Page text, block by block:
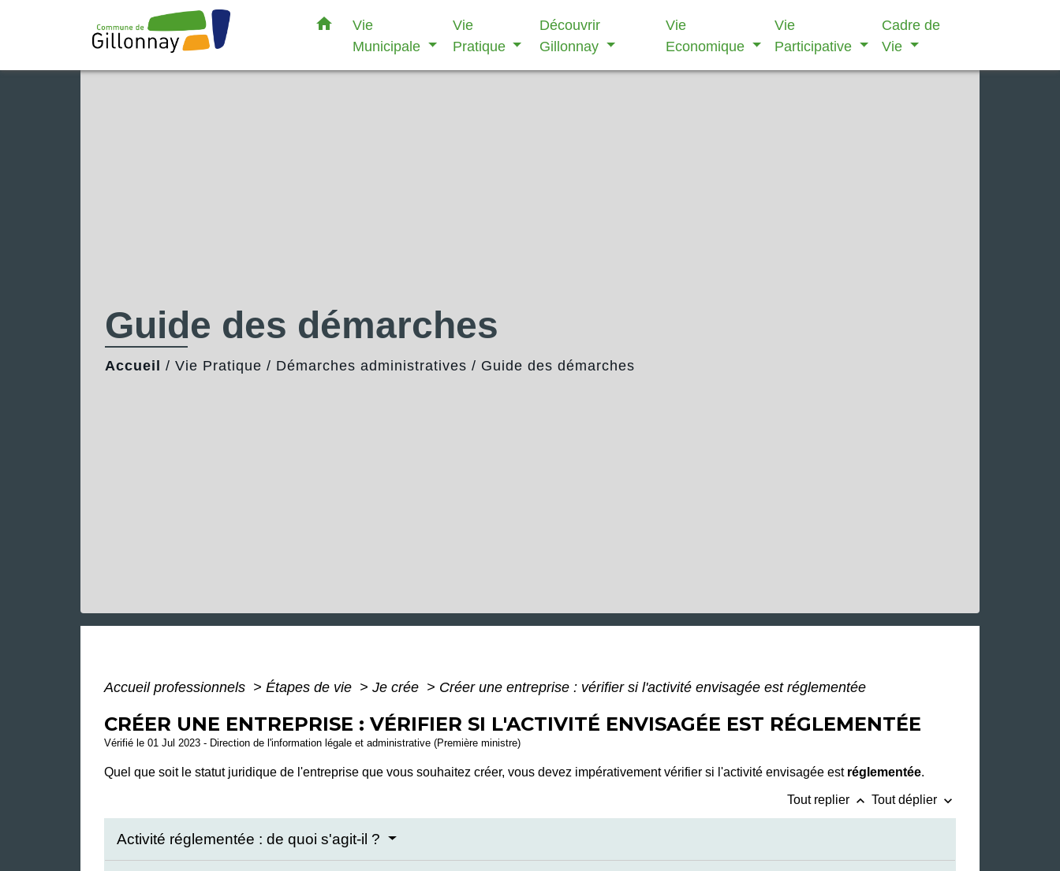
home
Vie
Municipale
Vie
Pratique
Découvrir
Gillonnay
Vie
Economique
Vie
Participative
Cadre de
Vie
Guide des démarches
Accueil / Vie Pratique / Démarches administratives / Guide des démarches
Accueil professionnels > Étapes de vie > Je crée > Créer une entreprise : vérifier si l'activité envisagée est réglementée
CRÉER UNE ENTREPRISE : VÉRIFIER SI L'ACTIVITÉ ENVISAGÉE EST RÉGLEMENTÉE
Vérifié le 01 Jul 2023 - Direction de l'information légale et administrative (Première ministre)
Quel que soit le statut juridique de l'entreprise que vous souhaitez créer, vous devez impérativement vérifier si l'activité envisagée est réglementée.
Tout replier keyboard_arrow_up Tout déplier keyboard_arrow_down
Activité réglementée : de quoi s'agit-il ?